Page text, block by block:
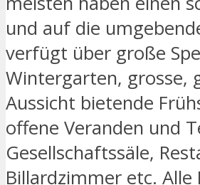
und auf die
verfügt über große
Wintergarten, grosse,
Aussicht bietende
offene Veranden und
Gesellschaftssäle,
Billardzimmer etc. Alle